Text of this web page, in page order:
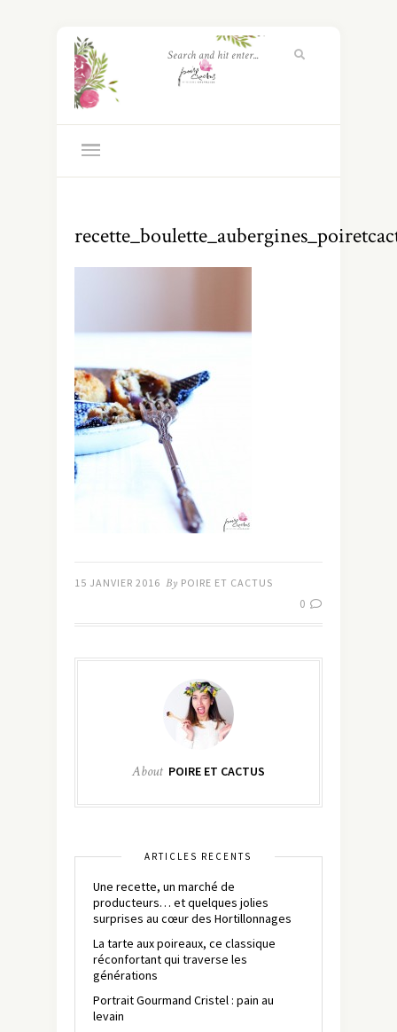
15 JANVIER 2016 By POIRE ET CACTUS
0
About POIRE ET CACTUS
ARTICLES RÉCENTS
Une recette, un marché de
producteurs… et quelques jolies
surprises au cœur des Hortillonnages
La tarte aux poireaux, ce classique
réconfortant qui traverse les
générations
Portrait Gourmand Cristel : pain au
levain